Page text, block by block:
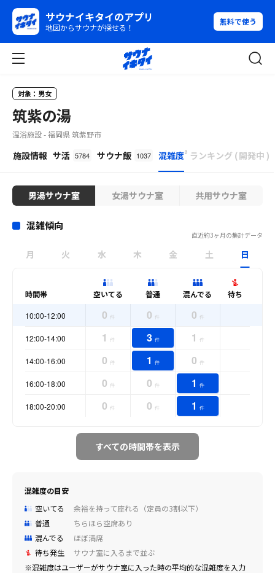
サウナイキタイのアプリ
地図からサウナが探せる！
無料で使う
対象：男女
筑紫の湯
温浴施設 - 福岡県 筑紫野市
施設情報 サ活 5784 サウナ飯 1037 混雑度β ランキング (開発中 )
男湯サウナ室 女湯サウナ室 共用サウナ室
混雑傾向
直近約3ヶ月の集計データ
月 火 水 木 金 土 日
時間帯 空いてる 普通 混んでる 待ち
10:00-12:00 0 件 0 件 0 件
12:00-14:00 1 件 3 件 1 件
14:00-16:00 0 件 1 件 0 件
16:00-18:00 0 件 0 件 1 件
18:00-20:00 0 件 0 件 1 件
すべての時間帯を表示
混雑度の目安
空いてる
余裕を持って座れる（定員の3割以下）
普通
ちらほら空席あり
混んでる
ほぼ満席
待ち発生
サウナ室に入るまで並ぶ
※混雑度はユーザーがサウナ室に入った時の平均的な混雑度を入力